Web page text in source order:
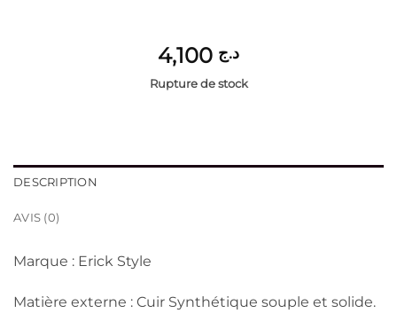
د.ج
Rupture de stock
DESCRIPTION
AVIS (0)
Marque : Erick Style
Matière externe : Cuir Synthétique souple et solide.